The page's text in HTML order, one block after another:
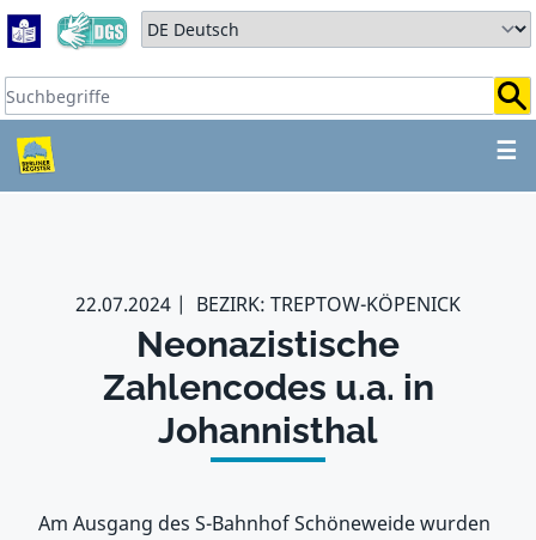
Zum Hauptbereich springen
Zum Hauptmenü springen
Sprache auswählen:
Suchbegriffe:
☰
ZUM HAUPTBEREICH
22.07.2024 BEZIRK: TREPTOW-KÖPENICK
Neonazistische
Zahlencodes u.a. in
Johannisthal
Am Ausgang des S-Bahnhof Schöneweide wurden